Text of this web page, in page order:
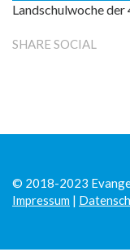
Landschulwoche der
SHARE SOCIAL
© 2018-2023
Impressum |